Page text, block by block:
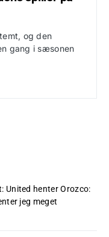
og den
gang i sæsonen
United henter Orozco:
jeg meget